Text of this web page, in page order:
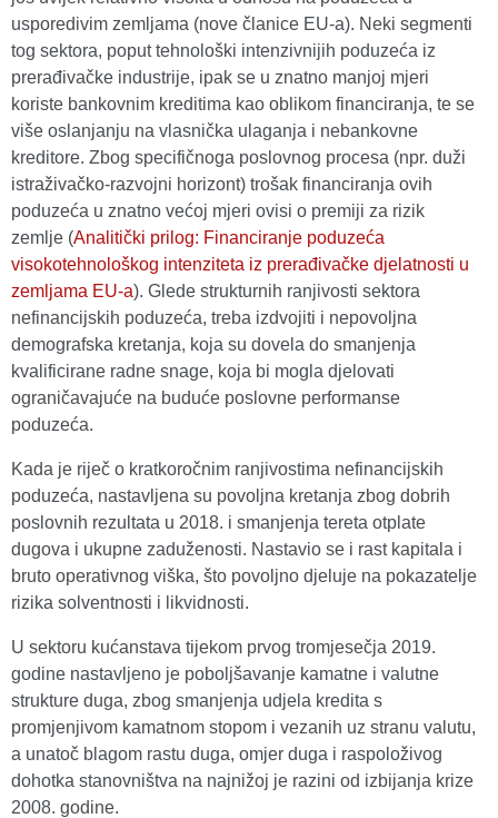
usporedivim zemljama (nove članice EU-a). Neki segmenti
tog sektora, poput tehnološki intenzivnijih poduzeća iz
prerađivačke industrije, ipak se u znatno manjoj mjeri
koriste bankovnim kreditima kao oblikom financiranja, te se
više oslanjanju na vlasnička ulaganja i nebankovne
kreditore. Zbog specifičnoga poslovnog procesa (npr. duži
istraživačko-razvojni horizont) trošak financiranja ovih
poduzeća u znatno većoj mjeri ovisi o premiji za rizik
zemlje (Analitički prilog: Financiranje poduzeća
visokotehnološkog intenziteta iz prerađivačke djelatnosti u
zemljama EU-a). Glede strukturnih ranjivosti sektora
nefinancijskih poduzeća, treba izdvojiti i nepovoljna
demografska kretanja, koja su dovela do smanjenja
kvalificirane radne snage, koja bi mogla djelovati
ograničavajuće na buduće poslovne performanse
poduzeća.
Kada je riječ o kratkoročnim ranjivostima nefinancijskih
poduzeća, nastavljena su povoljna kretanja zbog dobrih
poslovnih rezultata u 2018. i smanjenja tereta otplate
dugova i ukupne zaduženosti. Nastavio se i rast kapitala i
bruto operativnog viška, što povoljno djeluje na pokazatelje
rizika solventnosti i likvidnosti.
U sektoru kućanstava tijekom prvog tromjesečja 2019.
godine nastavljeno je poboljšavanje kamatne i valutne
strukture duga, zbog smanjenja udjela kredita s
promjenjivom kamatnom stopom i vezanih uz stranu valutu,
a unatoč blagom rastu duga, omjer duga i raspoloživog
dohotka stanovništva na najnižoj je razini od izbijanja krize
2008. godine.